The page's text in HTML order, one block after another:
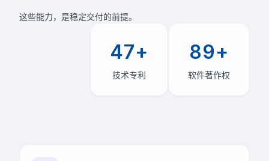
这些能力，是稳定交付的前提。
47+
技术专利
89+
软件著作权